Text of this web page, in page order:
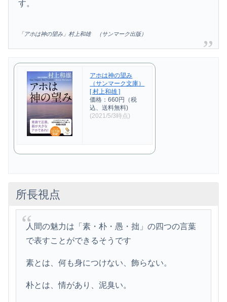
す。
「アホは神の望み」村上和雄（サンマーク出版）
アホは神の望み
（サンマーク文庫）
[ 村上和雄 ]
価格：660円（税
込、送料無料)
(2021/5/3時点)
所長視点
人間の魅力は「素・朴・愚・拙」の四つの言葉
で表すことができるそうです
素とは、何も身につけない、飾らない。
朴とは、情があり、泥臭い。